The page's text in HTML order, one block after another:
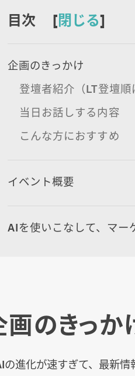
目次 [閉じる]
企画のきっかけ
登壇者紹介（LT登壇順
当日お話しする内容
こんな方におすすめ
イベント概要
AIを使いこなして、マー
画のきっか
の進化が速すぎて、最新